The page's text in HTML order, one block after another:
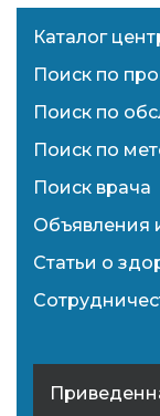
Каталог
Поиск по
Поиск по
Поиск по
Поиск врача
Объявления
Статьи о